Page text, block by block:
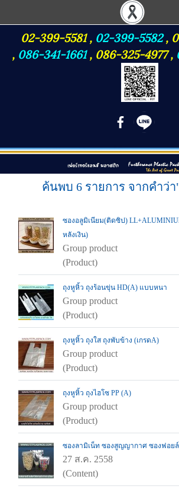
02-399-5581,02-399-5582,
, 086-341-1661, 086-325-4977,
ค้นพบ 6 รายการ จากคำว่
ซองอลูมิเนียม(ติดซิป)
หลังเงิน)
Group product
(Product)
ถุงหูหิ้ว ถุงร้อนขุ่น HD(A) แบบหนา
Group product
(Product)
ถุงหูหิ้ว ถุงใส ถุงพับข้าง (เกรดA)
Group product
(Product)
ถุงหูหิ้ว ถุงไฮโซ PP (A)
Group product
(Product)
ซองลามิเน็ท ซองสูญญากาศ ซองฟอย
27 ส.ค. 2558
(Content)